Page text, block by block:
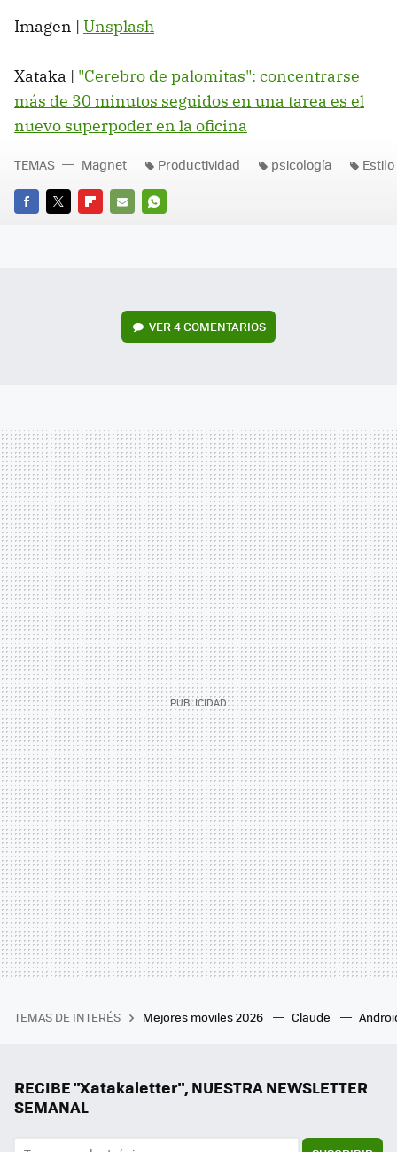
Imagen | Unsplash
Xataka | "Cerebro de palomitas": concentrarse
más de 30 minutos seguidos en una tarea es el
nuevo superpoder en la oficina
FACEBOOK
TWITTERFLIPBOARD
E-
WHATSAPP
TEMAS Magnet Productividad psicología
VER4 COMENTARIOS
TEMAS DE INTERÉS Mejores moviles 2026 Claude
RECIBE "Xatakaletter", NUESTRA NEWSLETTER
SEMANAL